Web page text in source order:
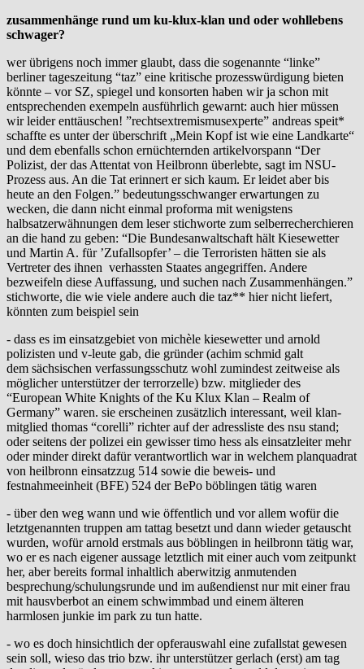
zusammenhänge rund um ku-klux-klan und oder wohllebens
schwager?
wer übrigens noch immer glaubt, dass die sogenannte “linke”
berliner tageszeitung “taz” eine kritische prozesswürdigung bieten
könnte – vor SZ, spiegel und konsorten haben wir ja schon mit
entsprechenden exempeln ausführlich gewarnt: auch hier müssen
wir leider enttäuschen! ”rechtsextremismusexperte” andreas speit*
schaffte es unter der überschrift „Mein Kopf ist wie eine Landkarte“
und dem ebenfalls schon ernüchternden artikelvorspann “Der
Polizist, der das Attentat von Heilbronn überlebte, sagt im NSU-
Prozess aus. An die Tat erinnert er sich kaum. Er leidet aber bis
heute an den Folgen.” bedeutungsschwanger erwartungen zu
wecken, die dann nicht einmal proforma mit wenigstens
halbsatzerwähnungen dem leser stichworte zum selberrecherchieren
an die hand zu geben: “Die Bundesanwaltschaft hält Kiesewetter
und Martin A. für ’Zufallsopfer’ – die Terroristen hätten sie als
Vertreter des ihnen verhassten Staates angegriffen. Andere
bezweifeln diese Auffassung, und suchen nach Zusammenhängen.”
stichworte, die wie viele andere auch die taz** hier nicht liefert,
könnten zum beispiel sein
- dass es im einsatzgebiet von michèle kiesewetter und arnold
polizisten und v-leute gab, die gründer (achim schmid galt
dem sächsischen verfassungsschutz wohl zumindest zeitweise als
möglicher unterstützer der terrorzelle) bzw. mitglieder des
“European White Knights of the Ku Klux Klan – Realm of
Germany” waren. sie erscheinen zusätzlich interessant, weil klan-
mitglied thomas “corelli” richter auf der adressliste des nsu stand;
oder seitens der polizei ein gewisser timo hess als einsatzleiter mehr
oder minder direkt dafür verantwortlich war in welchem planquadrat
von heilbronn einsatzzug 514 sowie die beweis- und
festnahmeeinheit (BFE) 524 der BePo böblingen tätig waren
- über den weg wann und wie öffentlich und vor allem wofür die
letztgenannten truppen am tattag besetzt und dann wieder getauscht
wurden, wofür arnold erstmals aus böblingen in heilbronn tätig war,
wo er es nach eigener aussage letztlich mit einer auch vom zeitpunkt
her, aber bereits formal inhaltlich aberwitzig anmutenden
besprechung/schulungsrunde und im außendienst nur mit einer frau
mit hausvberbot an einem schwimmbad und einem älteren
harmlosen junkie im park zu tun hatte.
- wo es doch hinsichtlich der opferauswahl eine zufallstat gewesen
sein soll, wieso das trio bzw. ihr unterstützer gerlach (erst) am tag